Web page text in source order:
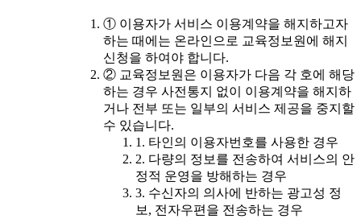
① 이용자가 서비스 이용계약을 해지하고자
하는 때에는 온라인으로 교육정보원에 해지
신청을 하여야 합니다.
② 교육정보원은 이용자가 다음 각 호에 해당
하는 경우 사전통지 없이 이용계약을 해지하
거나 전부 또는 일부의 서비스 제공을 중지할
수 있습니다.
1. 타인의 이용자번호를 사용한 경우
2. 다량의 정보를 전송하여 서비스의 안
정적 운영을 방해하는 경우
3. 수신자의 의사에 반하는 광고성 정
보, 전자우편을 전송하는 경우